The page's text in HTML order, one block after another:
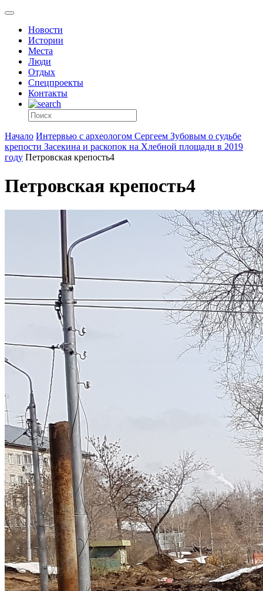
Новости
Истории
Места
Люди
Отдых
Спецпроекты
Контакты
Начало Интервью с археологом Сергеем Зубовым о судьбе
крепости Засекина и раскопок на Хлебной площади в 2019
году Петровская крепость4
Петровская крепость4